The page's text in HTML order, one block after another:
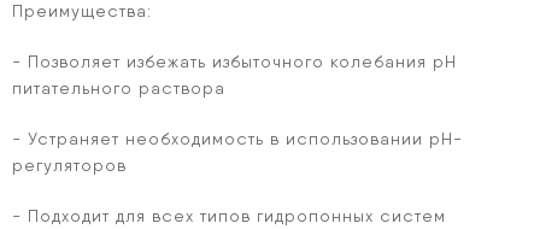
Преимущества:
- Позволяет избежать избыточного колебания pH
питательного раствора
- Устраняет необходимость в использовании рН-
регуляторов
- Подходит для всех типов гидропонных систем